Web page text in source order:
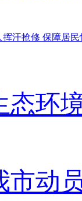
挥汗抢修 保障居
态环
市动